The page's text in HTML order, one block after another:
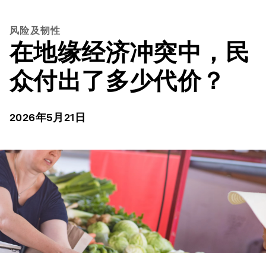
风险及韧性
在地缘经济冲突中，民
众付出了多少代价？
2026年5月21日